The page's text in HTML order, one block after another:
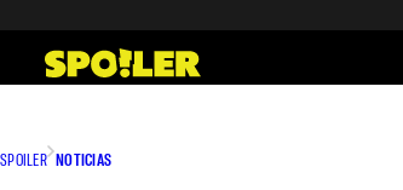
contenido
SPOILER NOTICIAS